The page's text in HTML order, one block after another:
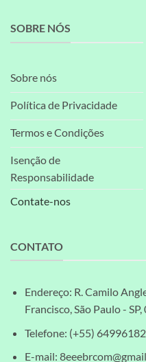
SOBRE NÓS
Sobre nós
Política de Privacidade
Termos e Condições
Isenção de
Responsabilidade
Contate-nos
CONTATO
Endereço: R. Camilo
Francisco, São Paulo -
Telefone: (+55)
E-mail: